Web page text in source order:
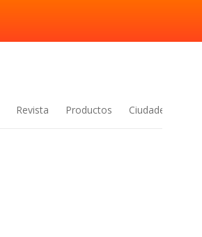
Revista Productos Ciudades